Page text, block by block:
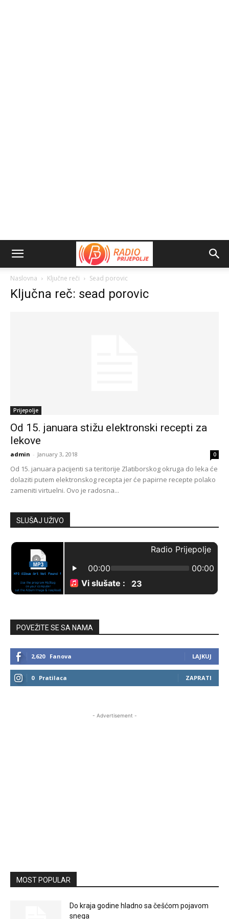
Naslovna Ključne reči Sead porovic
Ključna reč: sead porovic
Prijepolje
Od 15. januara stižu elektronski recepti za
lekove
admin - January 3, 2018 0
Od 15. januara pacijenti sa teritorije Zlatiborskog okruga do leka će
dolaziti putem elektronskog recepta jer će papirne recepte polako
zameniti virtuelni. Ovo je radosna...
SLUŠAJ UŽIVO
POVEŽITE SE SA NAMA
2,620 Fanova LAJKUJ
0 Pratilaca ZAPRATI
- Advertisement -
MOST POPULAR
Do kraja godine hladno sa češćom pojavom
snega